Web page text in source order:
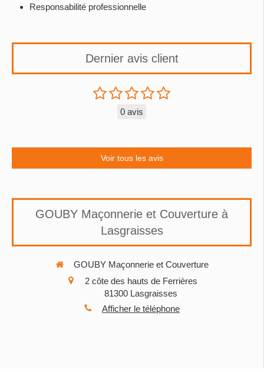
Responsabilité professionnelle
Dernier avis client
0 avis
Voir tous les avis
GOUBY Maçonnerie et Couverture à
Lasgraisses
GOUBY Maçonnerie et Couverture
2 côte des hauts de Ferrières
81300 Lasgraisses
Afficher le téléphone